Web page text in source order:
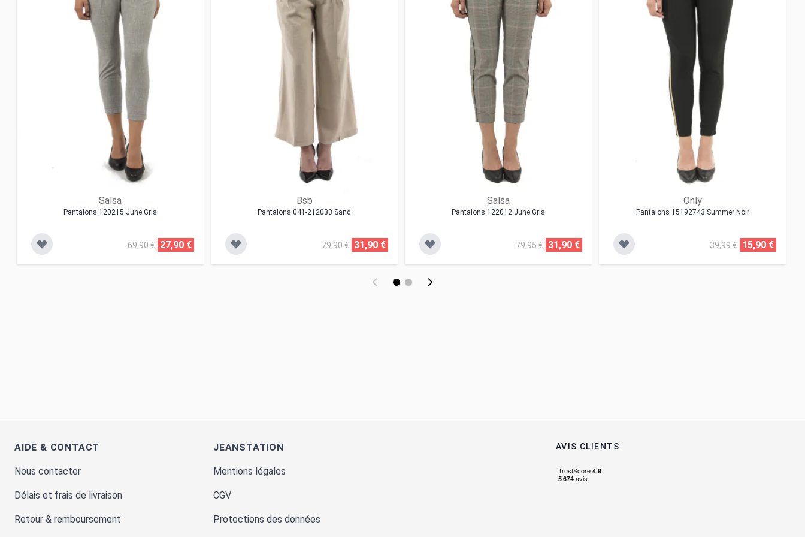
Salsa
Pantalons 120215 June Gris
69,90 € 27,90 €
Bsb
Pantalons 041-212033 Sand
79,90 € 31,90 €
Salsa
Pantalons 122012 June Gris
79,95 € 31,90 €
Only
Pantalons 15192743 Summer Noir
39,99 € 15,90 €
AIDE & CONTACT
Nous contacter
Délais et frais de livraison
Retour & remboursement
JEANSTATION
Mentions légales
CGV
Protections des données
AVIS CLIENTS